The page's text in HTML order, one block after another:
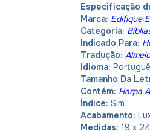
Especificação
Marca: Edifique
Categoria:
Indicado Para:
Tradução:
Idioma:
Tamanho Da
Contém: Harpa
Índice: Sim
Acabamento:
Medidas: 19 x